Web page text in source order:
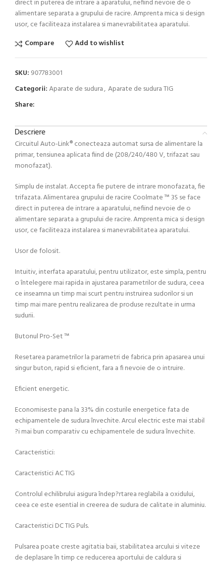
direct in puterea de intrare a aparatului, nefiind nevoie de o
alimentare separata a grupului de racire. Amprenta mica si design
usor, ce faciliteaza instalarea si manevrabilitatea aparatului.
Compare
Add to wishlist
SKU: 907783001
Categorii:Aparate de sudura, Aparate de sudura TIG
Share:
Descriere
Circuitul Auto-Link® conecteaza automat sursa de alimentare la
primar, tensiunea aplicata fiind de (208/240/480 V, trifazat sau
monofazat).
Simplu de instalat. Accepta fie putere de intrare monofazata, fie
trifazata. Alimentarea grupului de racire Coolmate ™ 3S se face
direct in puterea de intrare a aparatului, nefiind nevoie de o
alimentare separata a grupului de racire. Amprenta mica si design
usor, ce faciliteaza instalarea si manevrabilitatea aparatului.
Usor de folosit.
Intuitiv, interfata aparatului, pentru utilizator, este simpla, pentru
o întelegere mai rapida in ajustarea parametrilor de sudura, ceea
ce inseamna un timp mai scurt pentru instruirea sudorilor si un
timp mai mare pentru realizarea de produse rezultate in urma
sudurii.
Butonul Pro-Set ™
Resetarea parametrilor la parametri de fabrica prin apasarea unui
singur buton, rapid si eficient, fara a fi nevoie de o intruire.
Eficient energetic.
Economiseste pana la 33% din costurile energetice fata de
echipamentele de sudura învechite. Arcul electric este mai stabil
?i mai bun comparativ cu echipamentele de sudura învechite.
Caracteristici:
Caracteristici AC TIG
Controlul echilibrului asigura îndep?rtarea reglabila a oxidului,
ceea ce este esential in creerea de sudura de calitate in aluminiu.
Caracteristici DC TIG Puls.
Pulsarea poate creste agitatia baii, stabilitatea arcului si viteze
de deplasare în timp ce reducerea aportului de caldura si